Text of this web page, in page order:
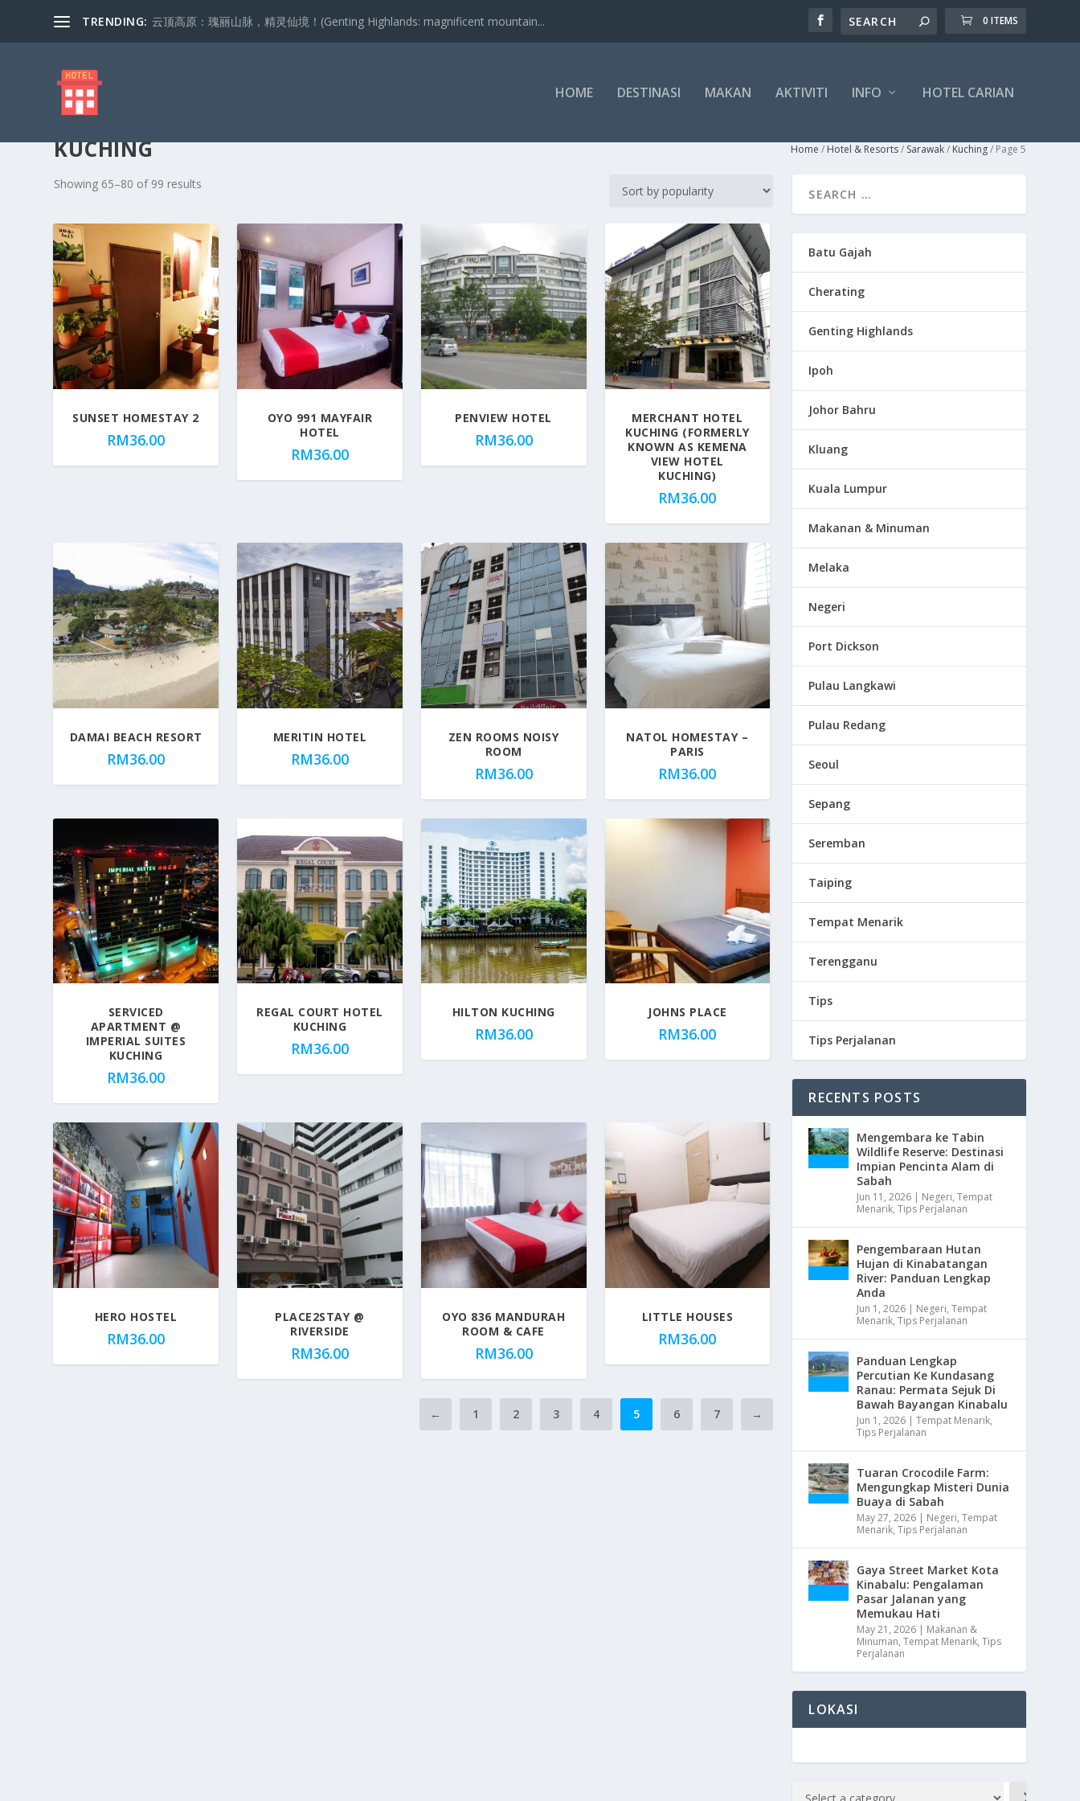
TRENDING: 云顶高原：瑰丽山脉，精灵仙境！(Genting Highlands: magnificent mountain... 0 ITEMS
HOME DESTINASI MAKAN AKTIVITI INFO HOTEL CARIAN
KUCHING Home / Hotel & Resorts/ Sarawak/ Kuching/ Page 5
Showing 65–80 of 99 results
r
t
e
d
b
y
p
o
p
u
SUNSET HOMESTAY 2
RM36.00
OYO 991 MAYFAIR
HOTEL
RM36.00
PENVIEW HOTEL
RM36.00
MERCHANT HOTEL
KUCHING (FORMERLY
KNOWN AS KEMENA
VIEW HOTEL
KUCHING)
RM36.00
DAMAI BEACH RESORT
RM36.00
MERITIN HOTEL
RM36.00
ZEN ROOMS NOISY
ROOM
RM36.00
NATOL HOMESTAY –
PARIS
RM36.00
SERVICED
APARTMENT @
IMPERIAL SUITES
KUCHING
RM36.00
REGAL COURT HOTEL
KUCHING
RM36.00
HILTON KUCHING
RM36.00
JOHNS PLACE
RM36.00
HERO HOSTEL
RM36.00
PLACE2STAY @
RIVERSIDE
RM36.00
OYO 836 MANDURAH
ROOM & CAFE
RM36.00
LITTLE HOUSES
RM36.00
← 1 2 3 4 5 6 7 →
Batu Gajah
Cherating
Genting Highlands
Ipoh
Johor Bahru
Kluang
Kuala Lumpur
Makanan & Minuman
Melaka
Negeri
Port Dickson
Pulau Langkawi
Pulau Redang
Seoul
Sepang
Seremban
Taiping
Tempat Menarik
Terengganu
Tips
Tips Perjalanan
RECENTS POSTS
Mengembara ke Tabin
Wildlife Reserve: Destinasi
Impian Pencinta Alam di
Sabah
Jun 11, 2026 | Negeri,Tempat
Menarik,Tips Perjalanan
Pengembaraan Hutan
Hujan di Kinabatangan
River: Panduan Lengkap
Anda
Jun 1, 2026 | Negeri,Tempat
Menarik,Tips Perjalanan
Panduan Lengkap
Percutian Ke Kundasang
Ranau: Permata Sejuk Di
Bawah Bayangan Kinabalu
Jun 1, 2026 |Tempat Menarik,
Tips Perjalanan
Tuaran Crocodile Farm:
Mengungkap Misteri Dunia
Buaya di Sabah
May 27, 2026 | Negeri,Tempat
Menarik,Tips Perjalanan
Gaya Street Market Kota
Kinabalu: Pengalaman
Pasar Jalanan yang
Memukau Hati
May 21, 2026 | Makanan &
Minuman,Tempat Menarik,Tips
Perjalanan
LOKASI